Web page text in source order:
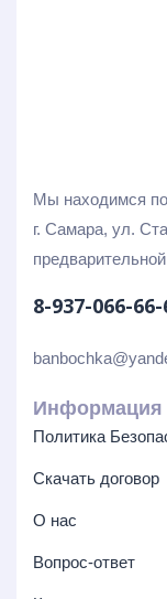
Мы находимся
г. Самара, ул.
8-937-066-66-
Информация
Политика
Скачать договор
О нас
Вопрос-ответ